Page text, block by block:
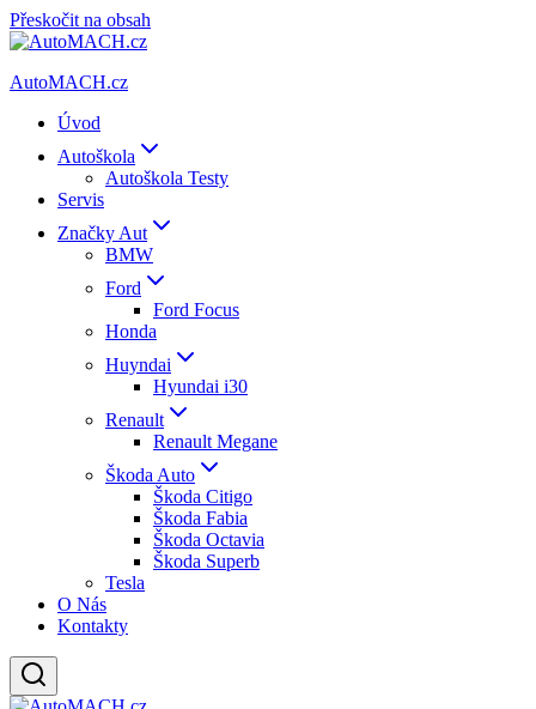
Přeskočit na obsah
AutoMACH.cz
Úvod
Autoškola
Autoškola Testy
Servis
Značky Aut
BMW
Ford
Ford Focus
Honda
Huyndai
Hyundai i30
Renault
Renault Megane
Škoda Auto
Škoda Citigo
Škoda Fabia
Škoda Octavia
Škoda Superb
Tesla
O Nás
Kontakty